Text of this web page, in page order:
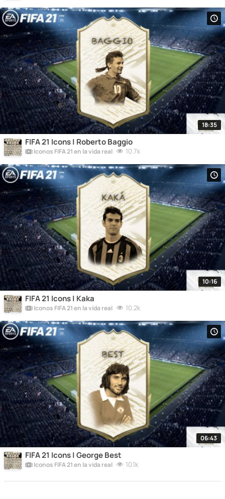
18:35
FIFA 21 Icons | Roberto Baggio
Iconos FIFA 21 en la vida real 10.7k
10:16
FIFA 21 Icons | Kaka
Iconos FIFA 21 en la vida real 10.2k
06:43
FIFA 21 Icons | George Best
Iconos FIFA 21 en la vida real 10.1k